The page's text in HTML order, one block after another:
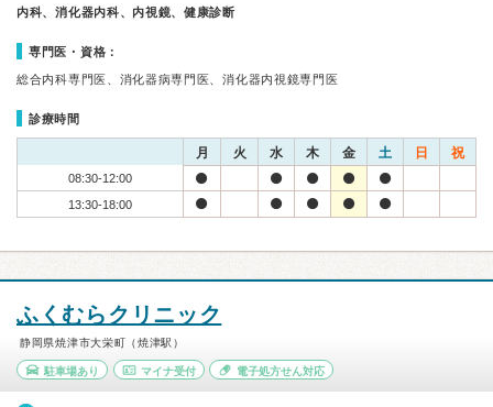
内科、消化器内科、内視鏡、健康診断
専門医・資格：
総合内科専門医、消化器病専門医、消化器内視鏡専門医
診療時間
月 火 水 木 金 土 日 祝
08:30-12:00
13:30-18:00
ふくむらクリニック
静岡県焼津市大栄町（焼津駅）
駐車場あり マイナ受付 電子処方せん対応